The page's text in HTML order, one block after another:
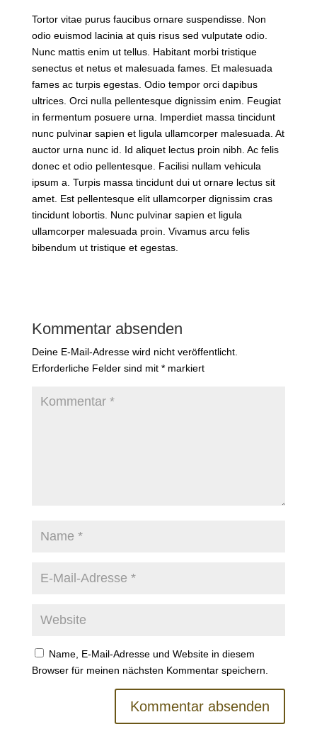
Tortor vitae purus faucibus ornare suspendisse. Non
odio euismod lacinia at quis risus sed vulputate odio.
Nunc mattis enim ut tellus. Habitant morbi tristique
senectus et netus et malesuada fames. Et malesuada
fames ac turpis egestas. Odio tempor orci dapibus
ultrices. Orci nulla pellentesque dignissim enim. Feugiat
in fermentum posuere urna. Imperdiet massa tincidunt
nunc pulvinar sapien et ligula ullamcorper malesuada. At
auctor urna nunc id. Id aliquet lectus proin nibh. Ac felis
donec et odio pellentesque. Facilisi nullam vehicula
ipsum a. Turpis massa tincidunt dui ut ornare lectus sit
amet. Est pellentesque elit ullamcorper dignissim cras
tincidunt lobortis. Nunc pulvinar sapien et ligula
ullamcorper malesuada proin. Vivamus arcu felis
bibendum ut tristique et egestas.
Kommentar absenden
Deine E-Mail-Adresse wird nicht veröffentlicht.
Erforderliche Felder sind mit *markiert
Name, E-Mail-Adresse und Website in diesem
Browser für meinen nächsten Kommentar speichern.